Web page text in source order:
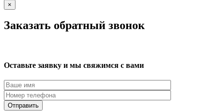
×
Заказать обратный звонок
Оставьте заявку и мы свяжимся с вами